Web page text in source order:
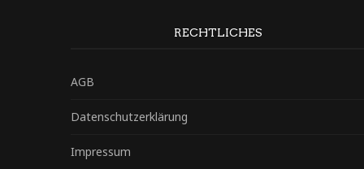
RECHTLICHES
AGB
Datenschutzerklärung
Impressum